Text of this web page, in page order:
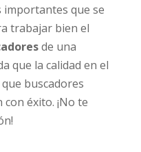
que se
trabajar bien el
de una
que la calidad en el
buscadores
éxito. ¡No te